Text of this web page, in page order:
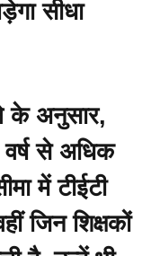
सीधा
के अनुसार,
वर्ष से अधिक
में टीईटी
जिन शिक्षकों